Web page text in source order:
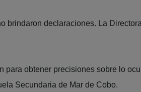
brindaron declaraciones. La
para obtener precisiones sobre lo
Secundaria de Mar de Cobo.